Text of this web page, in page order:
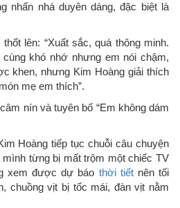
nhấn nhá duyên dáng, đặc biệt là
lên: “Xuất sắc, quá thông minh.
khó nhớ nhưng em nói chậm,
khen, nhưng Kim Hoàng giải thích
mẹ em thích”.
nín và tuyên bố “Em không dám
Hoàng tiếp tục chuỗi câu chuyện
mình từng bị mất trộm một chiếc TV
xem được dự báo thời tiếtnên tối
chuồng vịt bị tốc mái, đàn vịt nằm